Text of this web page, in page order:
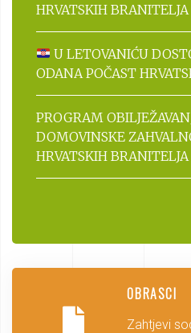
HRVATSKIH BRANITELJA
U LETOVANIĆU
ODANA POČAST
PROGRAM
DOMOVINSKE
HRVATSKIH BRANITELJA
OBRASCI
Zahtjevi